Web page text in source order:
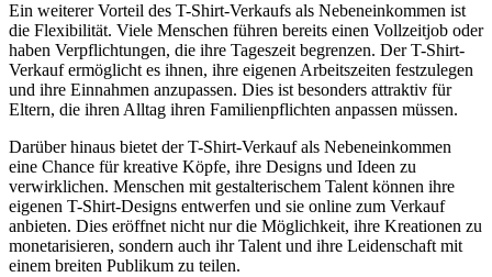
Ein weiterer Vorteil des T-Shirt-Verkaufs ‍als Nebeneinkommen ist
die Flexibilität. ‍Viele Menschen führen⁣ bereits‌ einen Vollzeitjob oder
haben ‍Verpflichtungen, die‌ ihre Tageszeit begrenzen. Der T-Shirt-
Verkauf ermöglicht es ihnen,⁤ ihre eigenen Arbeitszeiten⁣ festzulegen
und ihre Einnahmen anzupassen. Dies ist besonders attraktiv für
Eltern, die ihren Alltag⁢ ihren Familienpflichten anpassen müssen.
Darüber hinaus bietet der T-Shirt-Verkauf als Nebeneinkommen
eine Chance für kreative Köpfe, ihre Designs​ und ⁢Ideen​ zu
verwirklichen. ⁢Menschen mit gestalterischem ‌Talent ​können ihre
eigenen‍ T-Shirt-Designs entwerfen und sie online zum Verkauf
anbieten. Dies eröffnet nicht nur ‍die ⁣Möglichkeit, ‌ihre Kreationen zu
monetarisieren, sondern auch⁢ ihr Talent und ihre‍ Leidenschaft mit
einem breiten Publikum ⁣zu teilen.